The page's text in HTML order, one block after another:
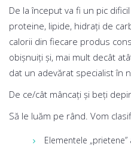
De la început va fi un pic
proteine, lipide, hidrați de
calorii din fiecare produs
obișnuiți și, mai mult decât
dat un adevărat specialist în
De ce/cât mâncați și beți
Să le luăm pe rând. Vom
Elementele